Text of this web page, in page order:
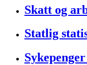
Skatt og
Statlig